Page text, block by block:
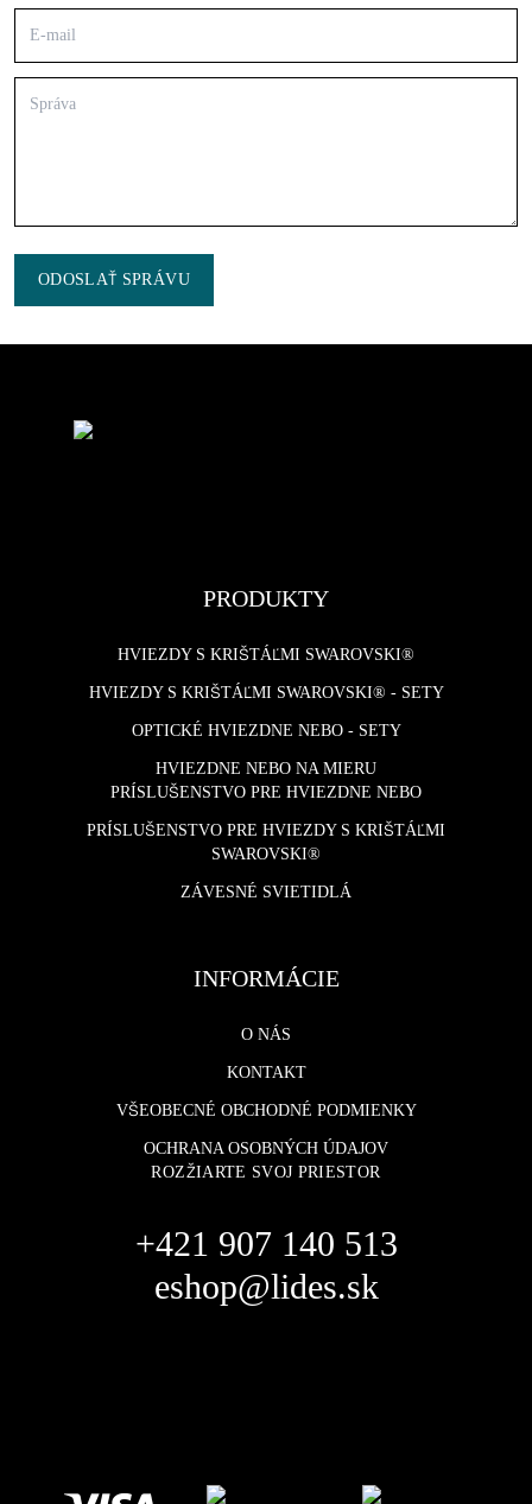
ODOSLAŤ SPRÁVU
PRODUKTY
HVIEZDY S KRIŠTÁĽMI SWAROVSKI®
HVIEZDY S KRIŠTÁĽMI SWAROVSKI® - SETY
OPTICKÉ HVIEZDNE NEBO - SETY
HVIEZDNE NEBO NA MIERU
PRÍSLUŠENSTVO PRE HVIEZDNE NEBO
PRÍSLUŠENSTVO PRE HVIEZDY S KRIŠTÁĽMI
SWAROVSKI®
ZÁVESNÉ SVIETIDLÁ
INFORMÁCIE
O NÁS
KONTAKT
VŠEOBECNÉ OBCHODNÉ PODMIENKY
OCHRANA OSOBNÝCH ÚDAJOV
ROZŽIARTE SVOJ PRIESTOR
+421 907 140 513
eshop@lides.sk